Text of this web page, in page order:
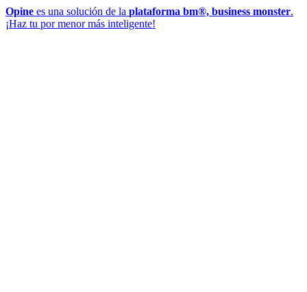
Opine es una solución de la plataforma bm®, business monster.
¡Haz tu por menor más inteligente!